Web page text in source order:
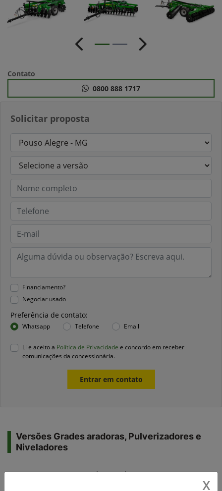
Solicitar proposta
Financiamento?
Negociar usado
Preferência de contato:
Whatsapp Telefone Email
Li e aceito a Política de Privacidade e concordo em receber
comunicações da concessionária.
Entrar em contato
Anterior Próximo
Contato
0800 888 1717
Versões Grades aradoras, Pulverizadores e
Niveladores
Grades Aradoras
X